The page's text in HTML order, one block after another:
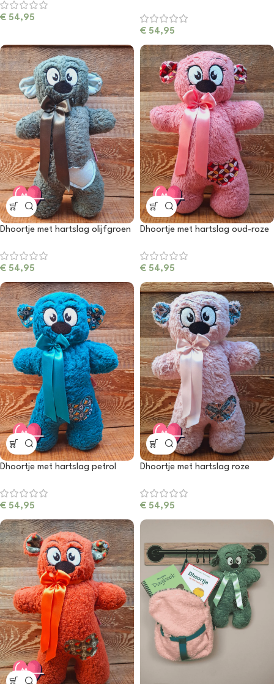
€ 54,95
€ 54,95
Dhoortje met hartslag olijfgroen
€ 54,95
Dhoortje met hartslag oud-roze
€ 54,95
Dhoortje met hartslag petrol
€ 54,95
Dhoortje met hartslag roze
€ 54,95